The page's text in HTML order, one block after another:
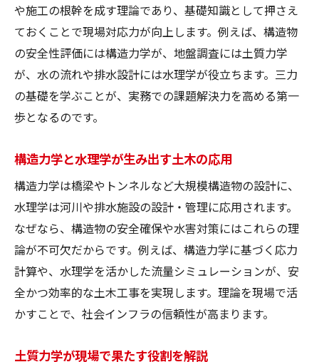
や施工の根幹を成す理論であり、基礎知識として押さえ
ておくことで現場対応力が向上します。例えば、構造物
の安全性評価には構造力学が、地盤調査には土質力学
が、水の流れや排水設計には水理学が役立ちます。三力
の基礎を学ぶことが、実務での課題解決力を高める第一
歩となるのです。
構造力学と水理学が生み出す土木の応用
構造力学は橋梁やトンネルなど大規模構造物の設計に、
水理学は河川や排水施設の設計・管理に応用されます。
なぜなら、構造物の安全確保や水害対策にはこれらの理
論が不可欠だからです。例えば、構造力学に基づく応力
計算や、水理学を活かした流量シミュレーションが、安
全かつ効率的な土木工事を実現します。理論を現場で活
かすことで、社会インフラの信頼性が高まります。
土質力学が現場で果たす役割を解説